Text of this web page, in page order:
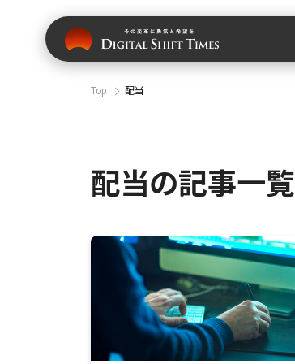
Top 配当
配当の記事一覧